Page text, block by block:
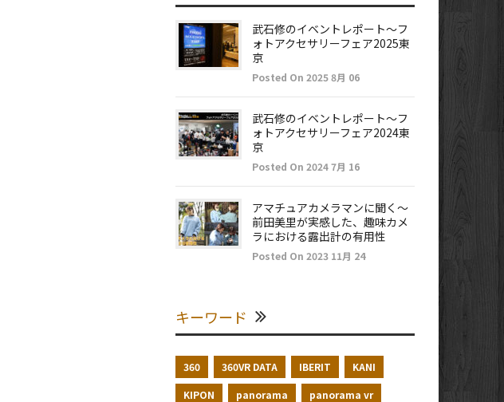
武石修のイベントレポート～フ
ォトアクセサリーフェア2025東
京
Posted On 2025 8月 06
武石修のイベントレポート～フ
ォトアクセサリーフェア2024東
京
Posted On 2024 7月 16
アマチュアカメラマンに聞く～
前田美里が実感した、趣味カメ
ラにおける露出計の有用性
Posted On 2023 11月 24
キーワード
360 360VR DATA IBERIT KANI
KIPON panorama panorama vr